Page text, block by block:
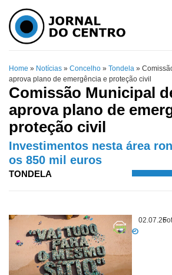
Home » Notícias » Concelho » Tondela »
aprova plano de emergência e proteção civil
Comissão Municipal
aprova plano de
proteção civil
Investimentos nesta área
os 850 mil euros
TONDELA
02.07.26